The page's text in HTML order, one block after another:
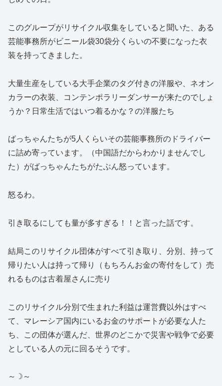
このグループがリサイクル収集をしていると聞いた、ある
芸能事務所がビニール袋30袋分くらいの不要になった衣
装を持ってきました。
大量生産をしている大手企業のタグ付きの洋服や、ネオン
カラーの衣装、コンテンポラリーダンサーが来たのでしょ
うか？日常生活ではいつ着るかな？の洋服たち
ばっちゃんたちが5人くらいその芸能事務所のドライバー
に詰め寄っています。（中国語だからわかりませんでし
た）がばっちゃんたちがたぶん怒っています。
怒るわ。
引き取るにしても量が多すぎる！！と言った話です。
結局このリサイクル団体がすべて引き取り、分別、持って
帰りたい人は持って帰り（もちろんお金の寄付をして）売
れるものは古着屋さんに売り
このリサイクル分別で生まれた利益は運営費以外はすべ
て、マレーシア国内にいるお金のサポートが必要な人た
ち、この団体が選んだ、世界のどこかで災害や戦争で必要
としている人の元に回るそうです。
～☽～